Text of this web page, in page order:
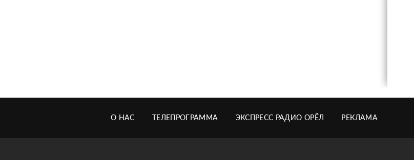
О НАС ТЕЛЕПРОГРАММА ЭКСПРЕСС РАДИО ОРЁЛ РЕКЛАМА